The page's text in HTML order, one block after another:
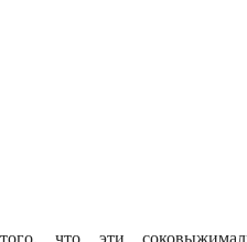
того, что эти